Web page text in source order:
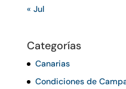
« Jul
Categorías
Canarias
Condiciones de